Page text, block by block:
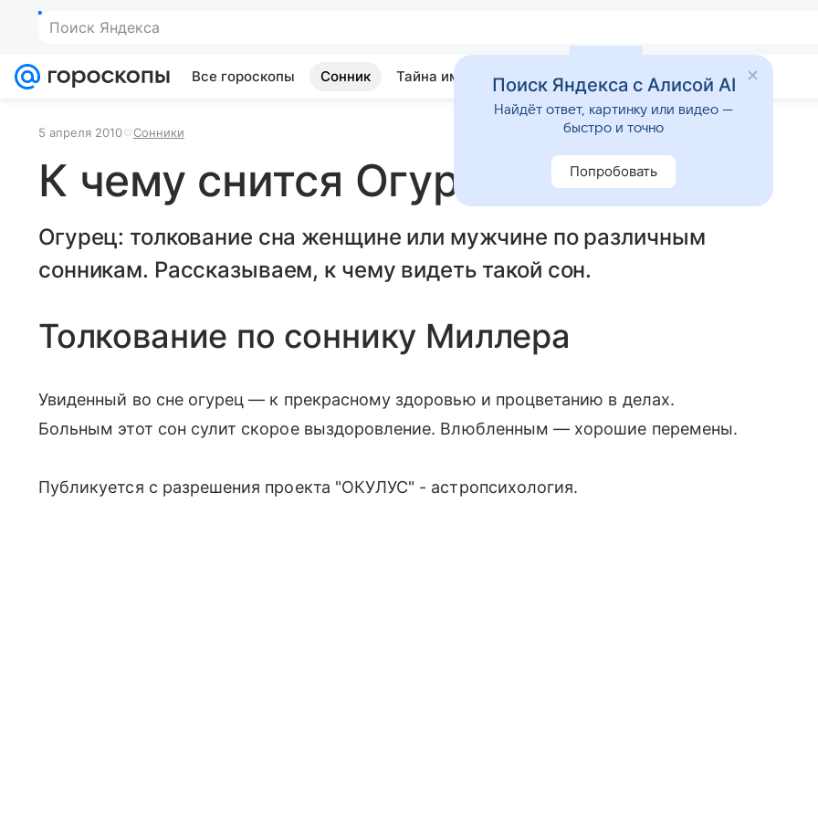
Поиск Яндекса
Все гороскопы Сонник Тайна имени Гадания Приметы
5 апреля 2010 Сонники
К чему снится Огурец
Огурец: толкование сна женщине или мужчине по различным
сонникам. Рассказываем, к чему видеть такой сон.
Толкование по соннику Миллера
Увиденный во сне огурец — к прекрасному здоровью и процветанию в делах.
Больным этот сон сулит скорое выздоровление. Влюбленным — хорошие перемены.
Публикуется с разрешения проекта "ОКУЛУС" - астропсихология.
Поиск Яндекса с Алисой AI
Найдёт ответ, картинку или видео —
быстро и точно
Попробовать